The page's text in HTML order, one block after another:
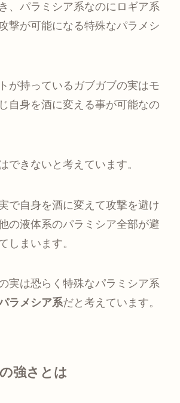
、パラミシア系なのにロギア系
撃が可能になる特殊なパラメシ
が持っているガブガブの実はモ
自身を酒に変える事が可能なの
できないと考えています。
で自身を酒に変えて攻撃を避け
の液体系のパラミシア全部が避
しまいます。
実は恐らく特殊なパラミシア系
ラメシア系だと考えています。
強さとは